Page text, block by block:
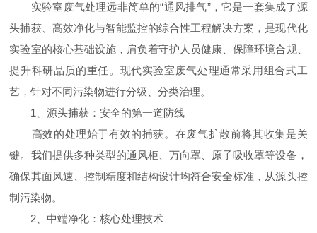
实验室废气处理远非简单的“通风排气”，它是一套集成了源
头捕获、高效净化与智能监控的综合性工程解决方案，是现代化
实验室的核心基础设施，肩负着守护人员健康、保障环境合规、
提升科研品质的重任。现代实验室废气处理通常采用组合式工
艺，针对不同污染物进行分级、分类治理。
1、源头捕获：安全的第一道防线
高效的处理始于有效的捕获。在废气扩散前将其收集是关
键。我们提供多种类型的通风柜、万向罩、原子吸收罩等设备，
确保其面风速、控制精度和结构设计均符合安全标准，从源头控
制污染物。
2、中端净化：核心处理技术